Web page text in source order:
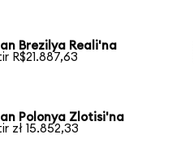
Brezilya Reali'na
R$21.887,63
Polonya Zlotisi'na
zł 15.852,33